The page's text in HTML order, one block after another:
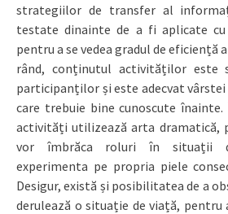
strategiilor de transfer al
testate dinainte de a fi aplicate
pentru a se vedea gradul de eficiență
rând, conținutul activităților este
participanților și este adecvat
care trebuie bine cunoscute
activități utilizează arta dramatică,
vor îmbrăca roluri în situații
experimenta pe propria piele
Desigur, există și posibilitatea de a
derulează o situație de viață,